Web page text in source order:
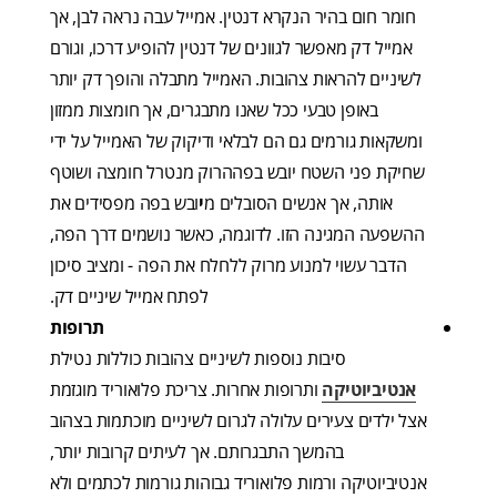
חומר חום בהיר הנקרא דנטין. אמייל עבה נראה לבן, אך
אמייל דק מאפשר לגוונים של דנטין להופיע דרכו, וגורם
לשיניים להראות צהובות. האמייל מתבלה והופך דק יותר
באופן טבעי ככל שאנו מתבגרים, אך חומצות ממזון
ומשקאות גורמים גם הם לבלאי ודיקוק של האמייל על ידי
שחיקת פני השטח יובש בפההרוק מנטרל חומצה ושוטף
אותה, אך אנשים הסובלים מיובש בפה מפסידים את
ההשפעה המגינה הזו. לדוגמה, כאשר נושמים דרך הפה,
הדבר עשוי למנוע מרוק ללחלח את הפה - ומציב סיכון
לפתח אמייל שיניים דק.
תרופות
סיבות נוספות לשיניים צהובות כוללות נטילת
אנטיביוטיקה ותרופות אחרות. צריכת פלואוריד מוגזמת
אצל ילדים צעירים עלולה לגרום לשיניים מוכתמות בצהוב
בהמשך התבגרותם. אך לעיתים קרובות יותר,
אנטיביוטיקה ורמות פלואוריד גבוהות גורמות לכתמים ולא